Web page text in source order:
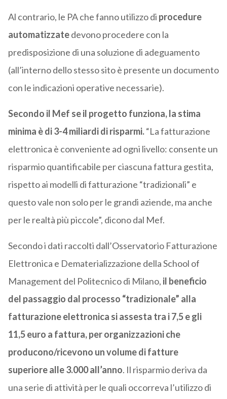
Al contrario, le PA che fanno utilizzo di procedure
automatizzatedevono procedere con la
predisposizione di una soluzione di adeguamento
(all’interno dello stesso sito è presente un documento
con le indicazioni operative necessarie).
Secondo il Mef se il progetto funziona, la stima
minima è di 3-4 miliardi di risparmi.“La fatturazione
elettronica è conveniente ad ogni livello: consente un
risparmio quantificabile per ciascuna fattura gestita,
rispetto ai modelli di fatturazione “tradizionali” e
questo vale non solo per le grandi aziende, ma anche
per le realtà più piccole”, dicono dal Mef.
Secondo i dati raccolti dall’Osservatorio Fatturazione
Elettronica e Dematerializzazione della School of
Management del Politecnico di Milano, il beneficio
del passaggio dal processo “tradizionale” alla
fatturazione elettronica si assesta tra i 7,5 e gli
11,5 euro a fattura, per organizzazioni che
producono/ricevono un volume di fatture
superiore alle 3.000 all’anno. Il risparmio deriva da
una serie di attività per le quali occorreva l’utilizzo di